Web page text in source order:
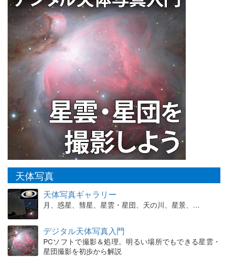
天体写真
天体写真ギャラリー
月、惑星、彗星、星雲・星団、天の川、星景、…
デジタル天体写真入門
PCソフトで撮影＆処理。明るい場所でもできる星雲・
星団撮影を初歩から解説